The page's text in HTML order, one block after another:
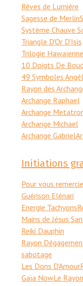
Rêves de Lumière
Sagesse de Merlin
Système Chauve
Triangle D'Or D'Isis
Trilogie Hawaïenne
10 Doigts De
49 Symboles
Rayon des
Archange Raphael
Archange
Archange Michael
Archange Gabriel
Initiations
Pour vous
Guérison Elénari
Energie Tachyons
Mains de Jésus
Reiki Dauphin
Rayon
sabotage
Les Dons D'Amour
Gaïa NowLe